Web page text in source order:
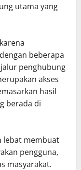
utama yang
beberapa
penghubung
akses
hasil
berada di
lebat membuat
pengguna,
masyarakat.